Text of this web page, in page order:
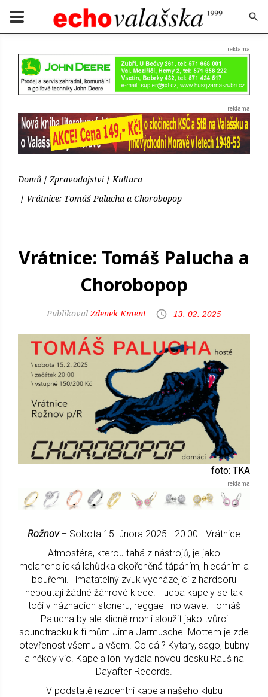
Domů Zpravodajství
Kultura
Vrátnice: Tomáš Palucha a Chorobopop
Vrátnice: Tomáš Palucha a
Chorobopop
Zdenek Kment 13. 02. 2025
foto: TKA
Rožnov– Sobota 15. února 2025 - 20:00 - Vrátnice
Atmosféra, kterou tahá z nástrojů, je jako
melancholická lahůdka okořeněná tápáním, hledáním a
bouřemi. Hmatatelný zvuk vycházející z hardcoru
nepoutají žádné žánrové klece. Hudba kapely se tak
točí v náznacích stoneru, reggae i no wave. Tomáš
Palucha by ale klidně mohli sloužit jako tvůrci
soundtracku k filmům Jima Jarmusche. Mottem je zde
otevřenost všemu a všem. Co dál? Kytary, sago, bubny
a někdy víc. Kapela loni vydala novou desku Rauš na
Dayafter Records.
V podstatě rezidentní kapela našeho klubu